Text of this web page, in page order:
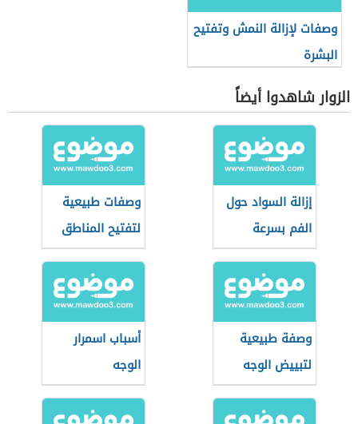
وصفات لإزالة النمش وتفتيح
البشرة
الزوار شاهدوا أيضاً
إزالة السواد حول
الفم بسرعة
وصفات طبيعية
لتفتيح المناطق
الحساسة
وصفة طبيعية
لتبييض الوجه
أسباب اسمرار
الوجه